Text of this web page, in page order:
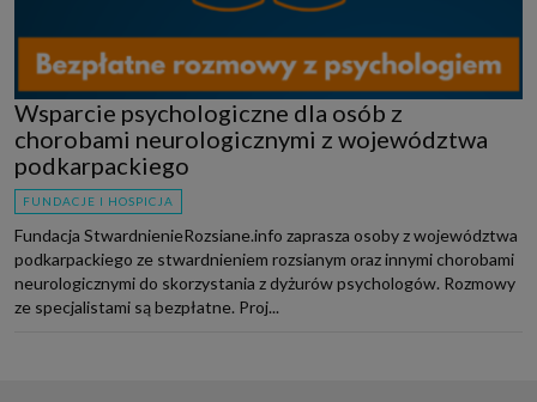
Wsparcie psychologiczne dla osób z
chorobami neurologicznymi z województwa
podkarpackiego
FUNDACJE I HOSPICJA
Fundacja StwardnienieRozsiane.info zaprasza osoby z województwa
podkarpackiego ze stwardnieniem rozsianym oraz innymi chorobami
neurologicznymi do skorzystania z dyżurów psychologów. Rozmowy
ze specjalistami są bezpłatne. Proj...